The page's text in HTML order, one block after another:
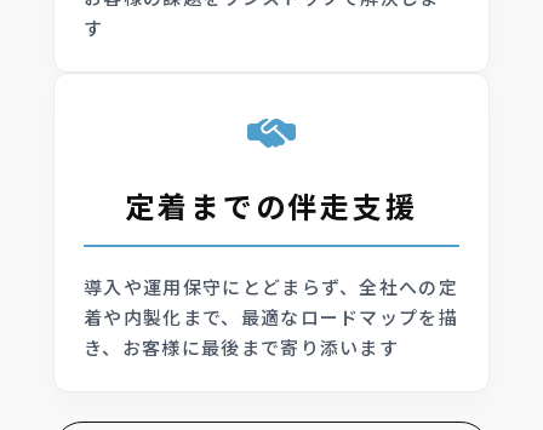
す
定着までの伴走支援
導入や運用保守にとどまらず、全社への定
着や内製化まで、最適なロードマップを描
き、お客様に最後まで寄り添います